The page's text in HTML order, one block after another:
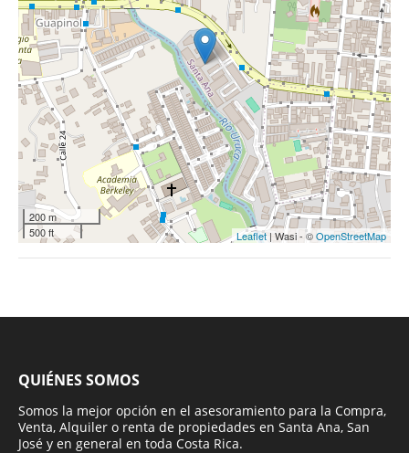
200 m
500 ft
Leaflet | Wasi - ©OpenStreetMap
QUIÉNES SOMOS
Somos la mejor opción en el asesoramiento para la Compra,
Venta, Alquiler o renta de propiedades en Santa Ana, San
José y en general en toda Costa Rica.